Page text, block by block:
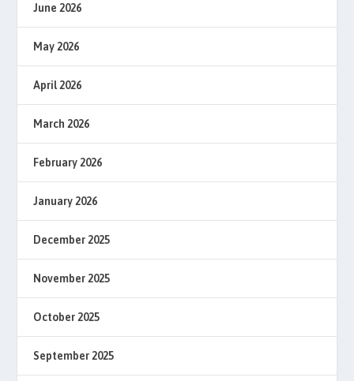
June 2026
May 2026
April 2026
March 2026
February 2026
January 2026
December 2025
November 2025
October 2025
September 2025